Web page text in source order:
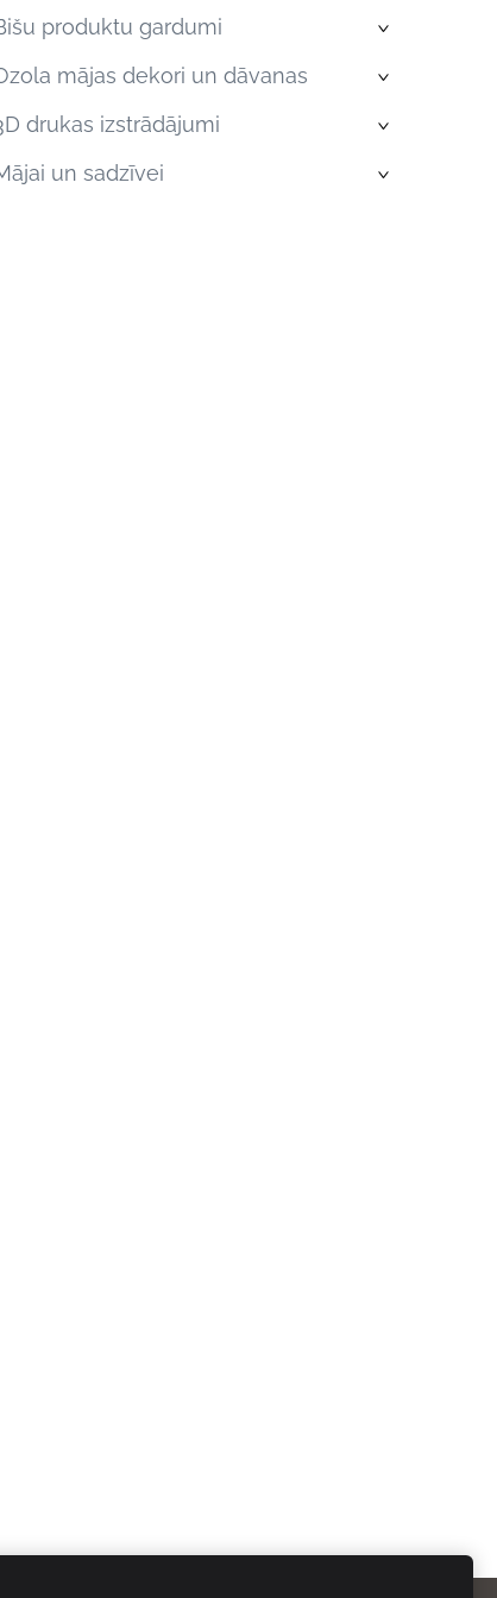
produktu gardumi ›
mājas dekori un dāvanas ›
drukas izstrādājumi ›
un sadzīvei ›